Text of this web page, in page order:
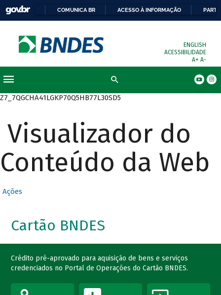
COMUNICA BR ACESSO À INFORMAÇÃO
ENGLISH
ACESSIBILIDADE
A+ A-
Z7_7QGCHA41LGKP70Q5HB77L30SD5
Visualizador do
Conteúdo da Web
Ações
Cartão BNDES
Crédito pré-aprovado para aquisição de bens e serviços
credenciados no Portal de Operações do Cartão BNDES.